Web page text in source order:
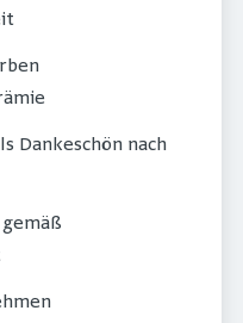
Dankeschön nach